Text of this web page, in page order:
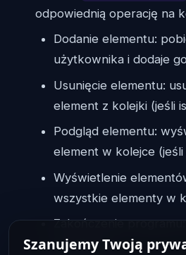
odpowiednią operację na
Dodanie elementu:
użytkownika i dodaje
Usunięcie elementu:
element z kolejki (jeśli
Podgląd elementu:
element w kolejce (jeśli
Wyświetlenie
wszystkie elementy w
Zakończenie
programu.
Szanujemy Twoją